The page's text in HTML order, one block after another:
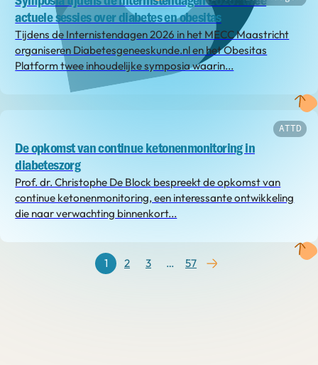
actuele sessies over diabetes en obesitas
Tijdens de Internistendagen 2026 in het MECC Maastricht
organiseren Diabetesgeneeskunde.nl en het Obesitas
Platform twee inhoudelijke symposia waarin...
ATTD
De opkomst van continue ketonenmonitoring in
diabeteszorg
Prof. dr. Christophe De Block bespreekt de opkomst van
continue ketonenmonitoring, een interessante ontwikkeling
die naar verwachting binnenkort...
1 2 3 … 57